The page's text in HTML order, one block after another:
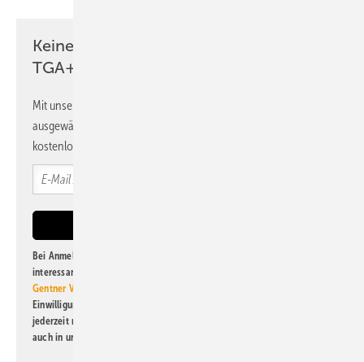
Keine Zeit? Kein Problem mit dem
TGA+E Newsletter!
Mit unserem Newsletter erhalten Sie regelmäßig von uns
ausgewählte Informationen und Neuigkeiten, gebündelt und
kostenlos direkt ins Postfach.
Bei Anmeldung zu diesem Newsletter bin ich damit einverstanden, über
interessante Verlags- und Online-Angebote
Gentner Verlag GmbH & Co. KG
Einwilligung kann ich jederzeit widerrufen und eine Abmeldung ist
jederzeit möglich. Informationen zum Umgang mit Daten finden Sie
auch in unserer